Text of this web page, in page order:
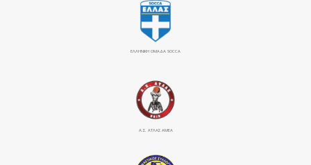
ΕΛΛΗΝΙΚΗ ΟΜΑΔΑ SOCCA
Α.Σ. ΑΤΛΑΣ ΑΜΕΑ